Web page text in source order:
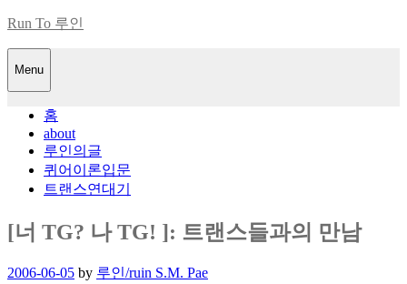
Skip
content
Run To 루인
Menu
홈
about
루인의글
퀴어이론입문
트랜스연대기
[너 TG? 나 TG! ]: 트랜스들과의 만남
Posted
2006-06-05 by 루인/ruin S.M. Pae